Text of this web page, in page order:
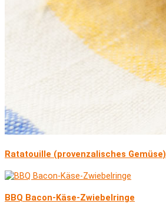
Ratatouille (provenzalisches Gemüse)
BBQ Bacon-Käse-Zwiebelringe